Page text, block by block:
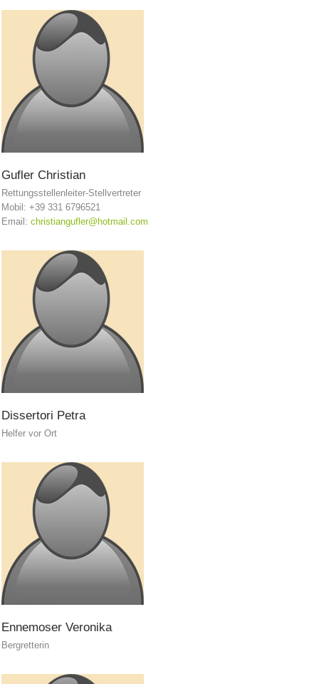
Comitato Direttivo
Richiesta di soccorso
Gufler Christian
Rettungsstellenleiter-Stellvertreter
Mobil: +39 331 6796521
Email: christiangufler@hotmail.com
Dissertori Petra
Helfer vor Ort
Ennemoser Veronika
Bergretterin